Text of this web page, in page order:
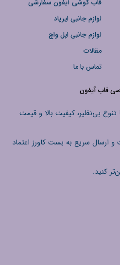
قاب گوشی آیفون سفارشی
لوازم جانبی ایرپاد
لوازم جانبی اپل واچ
مقالات
تماس با ما
قاب آیفون
بی‌نظیر، کیفیت بالا و قیمت
ارسال سریع به بست کاورز اعتماد
کنید.